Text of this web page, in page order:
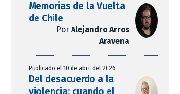
Memorias de la Vuelta
de Chile
Por Alejandro Arros
Aravena
Publicado el 10 de abril del 2026
Del desacuerdo a la
violencia: cuando el